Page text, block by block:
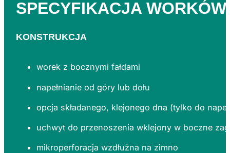
SPECYFIKACJA
KONSTRUKCJA
worek z bocznymi fałdami
napełnianie od góry lub dołu
opcja składanego, klejonego dna (tylko do
uchwyt do przenoszenia wklejony w boczne
mikroperforacja wzdłużna na zimno